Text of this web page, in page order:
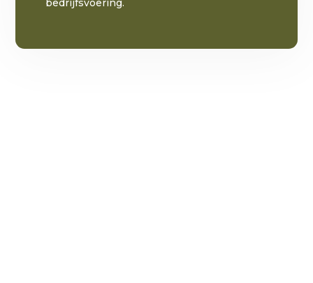
bedrijfsvoering.